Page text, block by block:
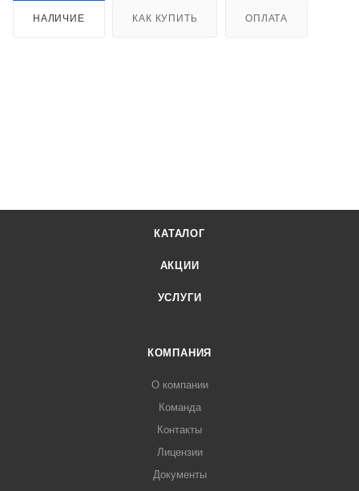
НАЛИЧИЕ КАК КУПИТЬ ОПЛАТА
КАТАЛОГ
АКЦИИ
УСЛУГИ
КОМПАНИЯ
О компании
Команда
Контакты
Лицензии
Документы